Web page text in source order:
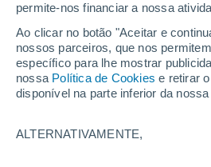
permite-nos financiar a nossa
Ao clicar no botão "Aceitar e
nossos parceiros, que nos
específico para lhe mostrar
nossa Política de Cookies e retirar
disponível na parte inferior da
ALTERNATIVAMENTE,
Tempo em
Hoje, 7 agosto